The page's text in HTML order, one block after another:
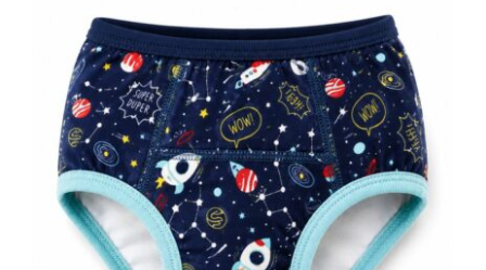
Dečije muške gaćice teget svemir
rakete print 100% pamuk | Bear
Underwear